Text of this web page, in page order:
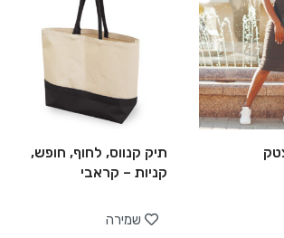
תיק קנווס, לחוף, חופש,
קניות – קראבי
שמירה